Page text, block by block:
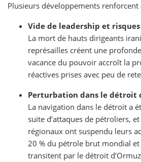
Plusieurs développements renforcent
Vide de leadership et
La mort de hauts dirigeants
représailles créent une
vacance du pouvoir accroît la
réactives prises avec peu de
Perturbation dans le détroit
La navigation dans le détroit a
suite d’attaques de pétroliers,
régionaux ont suspendu leurs
20 % du pétrole brut mondial
transitent par le détroit d’Ormuz